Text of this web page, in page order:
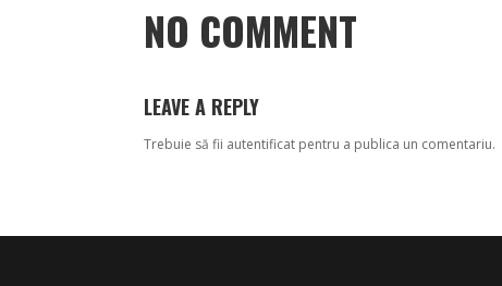
NO COMMENT
LEAVE A REPLY
Trebuie să fii autentificat pentru a publica un comentariu.